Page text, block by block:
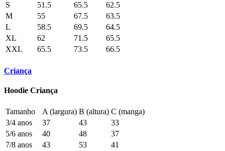
S
51.5 65.5
62.5
M
55 67.5
63.5
L
58.5 69.5
64.5
XL
62 71.5
65.5
XXL
65.5 73.5 66.5
Criança
Hoodie Criança
Tamanho A (largura) B (altura) C (manga)
3/4 anos
37 43
33
5/6 anos
40 48
37
7/8 anos
43 53
41